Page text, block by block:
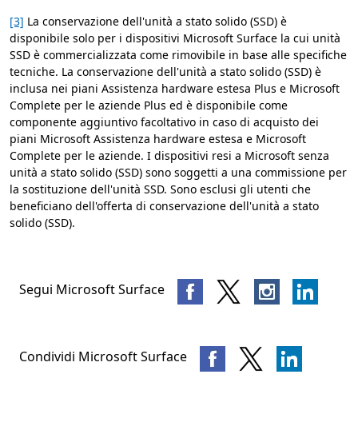
[3] La conservazione dell'unità a stato solido (SSD) è
disponibile solo per i dispositivi Microsoft Surface la cui unità
SSD è commercializzata come rimovibile in base alle specifiche
tecniche. La conservazione dell'unità a stato solido (SSD) è
inclusa nei piani Assistenza hardware estesa Plus e Microsoft
Complete per le aziende Plus ed è disponibile come
componente aggiuntivo facoltativo in caso di acquisto dei
piani Microsoft Assistenza hardware estesa e Microsoft
Complete per le aziende. I dispositivi resi a Microsoft senza
unità a stato solido (SSD) sono soggetti a una commissione per
la sostituzione dell'unità SSD. Sono esclusi gli utenti che
beneficiano dell'offerta di conservazione dell'unità a stato
solido (SSD).
Segui Microsoft Surface
Condividi Microsoft Surface